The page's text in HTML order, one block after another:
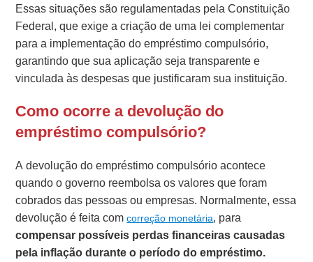
Essas situações são regulamentadas pela Constituição
Federal, que exige a criação de uma lei complementar
para a implementação do empréstimo compulsório,
garantindo que sua aplicação seja transparente e
vinculada às despesas que justificaram sua instituição.
Como ocorre a devolução do
empréstimo compulsório?
A devolução do empréstimo compulsório acontece
quando o governo reembolsa os valores que foram
cobrados das pessoas ou empresas. Normalmente, essa
devolução é feita comcorreção monetária, para
compensar possíveis perdas financeiras causadas
pela inflação durante o período do empréstimo.